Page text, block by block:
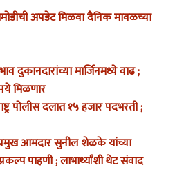
अपडेट मिळवा दैनिक मावळच्या
दुकानदारांच्या मार्जिनमध्ये वाढ ;
मिळणार
पोलीस दलात १५ हजार पदभरती ;
आमदार सुनील शेळके यांच्या
पाहणी ; लाभार्थ्यांशी थेट संवाद